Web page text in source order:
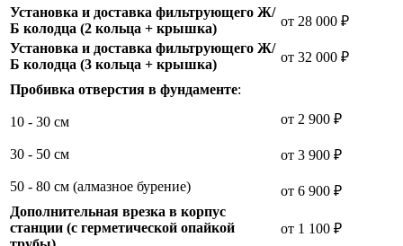
Установка и доставка фильтрующего Ж/
Б колодца (2 кольца + крышка)
от 28 000 ₽
Установка и доставка фильтрующего Ж/
Б колодца (3 кольца + крышка)
от 32 000 ₽
Пробивка отверстия в фундаменте:
10 - 30 см
30 - 50 см
50 - 80 см (алмазное бурение)
от 2 900 ₽
от 3 900 ₽
от 6 900 ₽
Дополнительная врезка в корпус
станции (с герметической опайкой
от 1 100 ₽